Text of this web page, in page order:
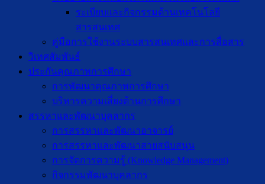
ระเบียบและกิจกรรมด้านเทคโนโลยี
สารสนเทศ
คู่มือการใช้งานระบบสารสนเทศและการสื่อสาร
วิเทศสัมพันธ์
ประกันคุณภาพการศึกษา
การพัฒนาคุณภาพการศึกษา
บริหารความเสี่ยงด้านการศึกษา
สรรหาและพัฒนาบุคลากร
การสรรหาและพัฒนาอาจารย์
การสรรหาและพัฒนาสายสนับสนุน
การจัดการความรู้ (Knowledge Management)
กิจกรรมพัฒนาบุคลากร